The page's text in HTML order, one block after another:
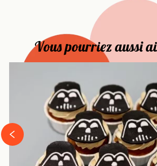
Vous pourriez aussi
‹